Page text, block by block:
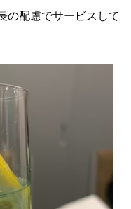
の配慮でサービスして